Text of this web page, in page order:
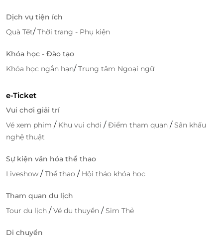
Ngoài ra The Dreamers Lodge sở hữu sân vườn rộng,
building cho các hội nhóm, các bé thì có thể thỏa
thích vui chơi. Cùng với đó, The Dreamers Lodge có
Desert Bar ngoài trời dành cho các gia đình và nhóm
Dịch vụ tiện ích
Quà Tết/Thời trang - Phụ kiện
Khóa học - Đào tạo
Khóa học ngắn hạn/Trung tâm Ngoại ngữ
e-Ticket
Vui chơi giải trí
Vé xem phim / Khu vui chơi /Điểm tham quan /Sân khấu
nghệ thuật
Sự kiện văn hóa thể thao
Liveshow /Thể thao / Hội thảo khóa học
Tham quan du lịch
Tour du lịch /Vé du thuyền /Sim Thẻ
Di chuyển